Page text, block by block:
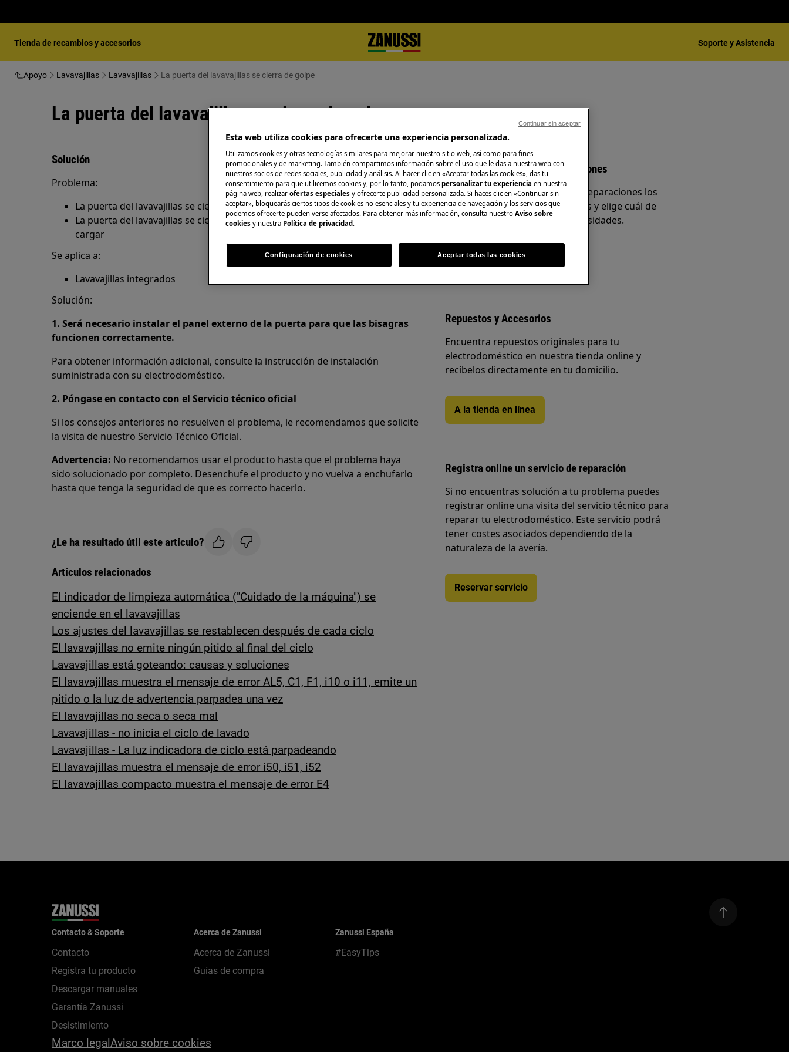
Tienda de recambios y accesorios Soporte y Asistencia
Apoyo Lavavajillas Lavavajillas La puerta del lavavajillas se cierra de golpe
La puerta del lavavajillas se cierra de golpe
Solución
Problema:
La puerta del lavavajillas se cierra de golpe.
La puerta del lavavajillas se cierra sola - el electrodoméstico no se puede
cargar
Se aplica a:
Lavavajillas integrados
Solución:
1. Será necesario instalar el panel externo de la puerta para que las bisagras
funcionen correctamente.
Para obtener información adicional, consulte la instrucción de instalación
suministrada con su electrodoméstico.
2. Póngase en contacto con el Servicio técnico oficial
Si los consejos anteriores no resuelven el problema, le recomendamos que solicite
la visita de nuestro Servicio Técnico Oficial.
Advertencia: No recomendamos usar el producto hasta que el problema haya
sido solucionado por completo. Desenchufe el producto y no vuelva a enchufarlo
hasta que tenga la seguridad de que es correcto hacerlo.
¿Le ha resultado útil este artículo?
Artículos relacionados
El indicador de limpieza automática ("Cuidado de la máquina") se
enciende en el lavavajillas
Los ajustes del lavavajillas se restablecen después de cada ciclo
El lavavajillas no emite ningún pitido al final del ciclo
Lavavajillas está goteando: causas y soluciones
El lavavajillas muestra el mensaje de error AL5, C1, F1, i10 o i11, emite un
pitido o la luz de advertencia parpadea una vez
El lavavajillas no seca o seca mal
Lavavajillas - no inicia el ciclo de lavado
Lavavajillas - La luz indicadora de ciclo está parpadeando
El lavavajillas muestra el mensaje de error i50, i51, i52
El lavavajillas compacto muestra el mensaje de error E4
O consulta la página de reparaciones
Consulta en nuestra página de reparaciones los
distintos servicios de disponibles y elige cuál de
ellos se adapta mejor a tus necesidades.
Reservar servicio
Repuestos y Accesorios
Encuentra repuestos originales para tu
electrodoméstico en nuestra tienda online y
recíbelos directamente en tu domicilio.
A la tienda en línea
Registra online un servicio de reparación
Si no encuentras solución a tu problema puedes
registrar online una visita del servicio técnico para
reparar tu electrodoméstico. Este servicio podrá
tener costes asociados dependiendo de la
naturaleza de la avería.
Reservar servicio
Contacto & Soporte
Contacto
Registra tu producto
Descargar manuales
Garantía Zanussi
Desistimiento
Acerca de Zanussi
Acerca de Zanussi
Guías de compra
Zanussi España
#EasyTips
Marco legalAviso sobre cookies
Esta web utiliza cookies para ofrecerte una experiencia personalizada.
Utilizamos cookies y otras tecnologías similares para mejorar nuestro sitio web, así como para fines
promocionales y de marketing. También compartimos información sobre el uso que le das a nuestra web con
nuestros socios de redes sociales, publicidad y análisis. Al hacer clic en «Aceptar todas las cookies», das tu
consentimiento para que utilicemos cookies y, por lo tanto, podamos personalizar tu experiencia en nuestra
página web, realizar ofertas especiales y ofrecerte publicidad personalizada. Si haces clic en «Continuar sin
aceptar», bloquearás ciertos tipos de cookies no esenciales y tu experiencia de navegación y los servicios que
podemos ofrecerte pueden verse afectados. Para obtener más información, consulta nuestro Aviso sobre
cookies y nuestra Política de privacidad .
Configuración de cookies Aceptar todas las cookies
Continuar sin aceptar